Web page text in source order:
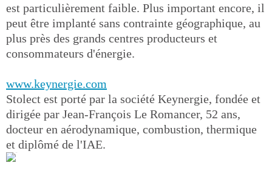
est particulièrement faible. Plus important encore, il
peut être implanté sans contrainte géographique, au
plus près des grands centres producteurs et
consommateurs d'énergie.
www.keynergie.com
Stolect est porté par la société Keynergie, fondée et
dirigée par Jean-François Le Romancer, 52 ans,
docteur en aérodynamique, combustion, thermique
et diplômé de l'IAE.